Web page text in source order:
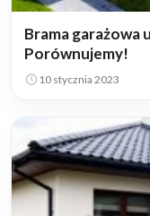
Brama garażowa
Porównujemy!
10 stycznia 2023